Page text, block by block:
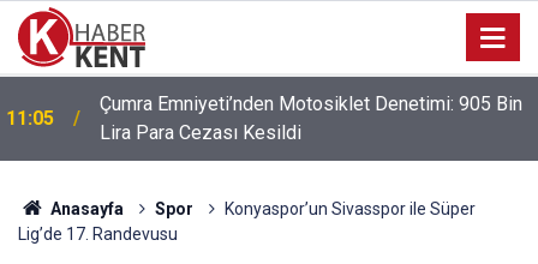
11:05
Çumra Emniyeti’nden Motosiklet Denetimi: 905 Bin
Lira Para Cezası Kesildi
Anasayfa Spor
Konyaspor’un Sivasspor ile Süper
Lig’de 17. Randevusu